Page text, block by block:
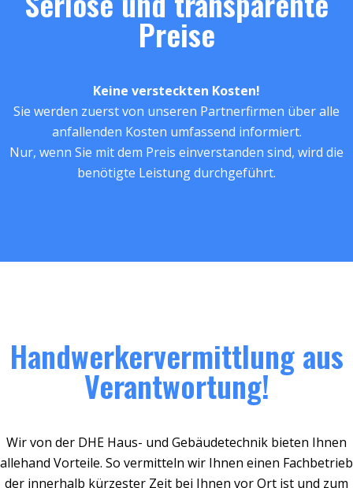
Preise
Keine versteckten Kosten!
Sie werden zuerst von unseren Partnerfirmen über alle
anfallenden Kosten umfassend informiert.
Nur, wenn Sie mit dem Preis einverstanden sind, wird die
benötigte Leistung durchgeführt.
Handwerkervermittlung aus
Verantwortung!
Wir von der DHE Haus- und Gebäudetechnik bieten Ihnen
allehand Vorteile. So vermitteln wir Ihnen einen Fachbetrieb
der innerhalb kürzester Zeit bei Ihnen vor Ort ist und zum